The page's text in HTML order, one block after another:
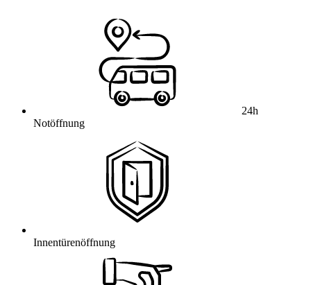
24h
Notöffnung
Innentürenöffnung